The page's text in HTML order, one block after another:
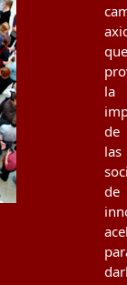
que
la
de
las
de